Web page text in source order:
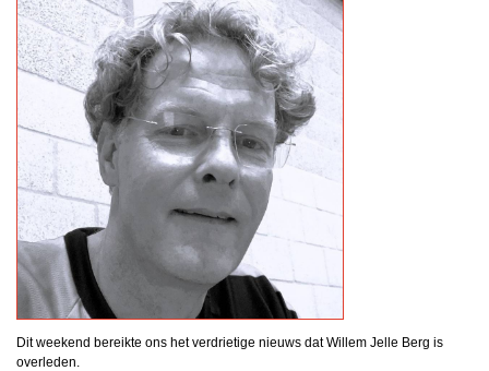
Dit weekend bereikte ons het verdrietige nieuws dat Willem Jelle Berg is
overleden.